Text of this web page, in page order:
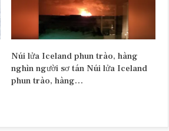
Núi lửa Iceland phun trào, hàng
nghìn người sơ tán Núi lửa Iceland
phun trào, hàng…